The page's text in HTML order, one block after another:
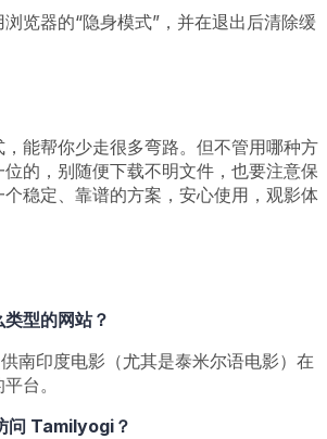
览器的“隐身模式”，并在退出后清除缓
能帮你少走很多弯路。但不管用哪种方
的，别随便下载不明文件，也要注意保
稳定、靠谱的方案，安心使用，观影体
型的网站？
南印度电影（尤其是泰米尔语电影）在
台。
问 Tamilyogi？